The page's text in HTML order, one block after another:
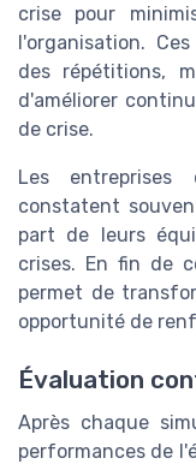
crise pour
l'organisation.
des répétitions,
d'améliorer
de crise.
Les
constatent
part de leurs
crises. En fin de
permet de
opportunité de
Évaluation
Après chaque
performances de